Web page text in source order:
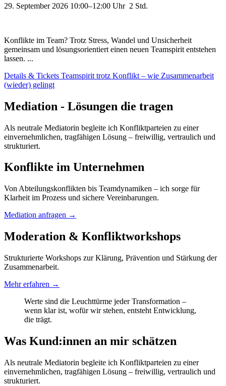
29. September 2026 10:00–12:00 Uhr 2 Std.
Konflikte im Team? Trotz Stress, Wandel und Unsicherheit
gemeinsam und lösungsorientiert einen neuen Teamspirit entstehen
lassen. ...
Details & Tickets Teamspirit trotz Konflikt – wie Zusammenarbeit
(wieder) gelingt
Mediation - Lösungen die tragen
Als neutrale Mediatorin begleite ich Konfliktparteien zu einer
einvernehmlichen, tragfähigen Lösung – freiwillig, vertraulich und
strukturiert.
Konflikte im Unternehmen
Von Abteilungskonflikten bis Teamdynamiken – ich sorge für
Klarheit im Prozess und sichere Vereinbarungen.
Mediation anfragen →
Moderation & Konfliktworkshops
Strukturierte Workshops zur Klärung, Prävention und Stärkung der
Zusammenarbeit.
Mehr erfahren →
Werte sind die Leuchttürme jeder Transformation –
wenn klar ist, wofür wir stehen, entsteht Entwicklung,
die trägt.
Was Kund:innen an mir schätzen
Als neutrale Mediatorin begleite ich Konfliktparteien zu einer
einvernehmlichen, tragfähigen Lösung – freiwillig, vertraulich und
strukturiert.